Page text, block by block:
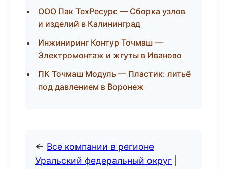
ООО Пак ТехРесурс — Сборка узлов
и изделий в Калининград
Инжиниринг Контур Точмаш —
Электромонтаж и жгуты в Иваново
ПК Точмаш Модуль — Пластик: литьё
под давлением в Воронеж
← Все компании в регионе
Уральский федеральный округ